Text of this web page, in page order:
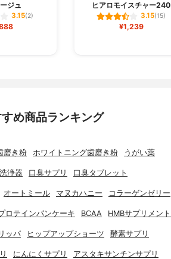
ジュ
3.15(2)
ヒアロモイスチャー240
3.15(15)
¥1,239
め商品ランキング
磨き粉 ホワイトニング歯磨き粉 うがい薬
浄器 口臭サプリ 口臭タブレット
オートミール マヌカハニー コラーゲンゼリー
ロテインパンケーキ BCAA HMBサプリメント
ッパ ヒップアップショーツ 酵素サプリ
にんにくサプリ アスタキサンチンサプリ